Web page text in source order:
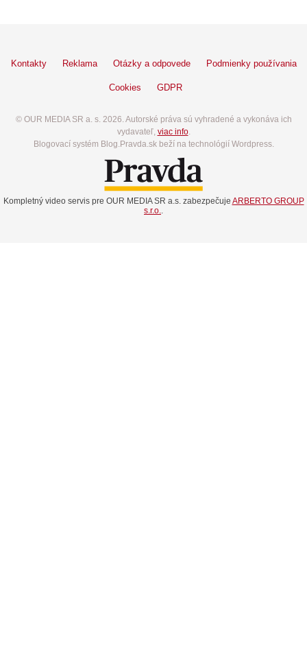
Kontakty Reklama Otázky a odpovede Podmienky používania
Cookies GDPR
© OUR MEDIA SR a. s. 2026. Autorské práva sú vyhradené a vykonáva ich
vydavateľ, viac info.
Blogovací systém Blog.Pravda.sk beží na technológií Wordpress.
Kompletný video servis pre OUR MEDIA SR a.s. zabezpečuje ARBERTO GROUP
s.r.o..